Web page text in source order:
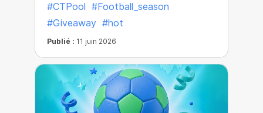
#CTPool #Football_season
#Giveaway #hot
Publié : 11 juin 2026